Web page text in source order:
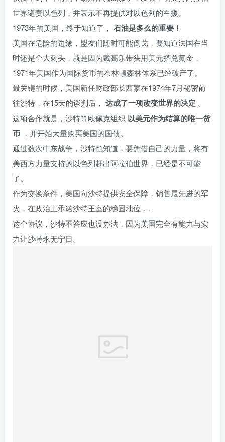
世界谴责以色列，并表示不再提供对以色列的军援。
1973年的美国，终于知道了， 石油是多么的重要！
美国在危险的边缘，盟友们随时可能倒戈，要知道法国在当
时还是个大刺头，就是因为戴高乐带头用美元挤兑黄金，
1971年美国作为国际货币的布林顿森林体系已经破产了。
最关键的时候，美国新任财政部长西蒙在1974年7月秘密前
往沙特，在15天的谈判后， 达成了一项改变世界的决定 。
这项合作就是，沙特等欧佩克组织 以美元作为结算的唯一货
币 ，并开始大量购买美国的国债。
通过数次中东战争，沙特也知道，要凭借自己的力量，将有
美西方力量支持的以色列赶出阿拉伯世界，已经是不可能
了。
作为交换条件，美国向沙特提供安全保障，销售最先进的军
火，在政治上承诺沙特王室的稳固地位….
这个协议，沙特不答应也没办法，因为美国完全有能力与实
力让沙特永无宁日。